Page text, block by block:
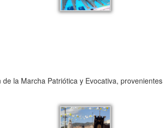
la Marcha Patriótica y Evocativa, provenientes